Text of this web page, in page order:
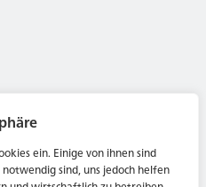
ein. Einige von ihnen sind
sind, uns jedoch helfen